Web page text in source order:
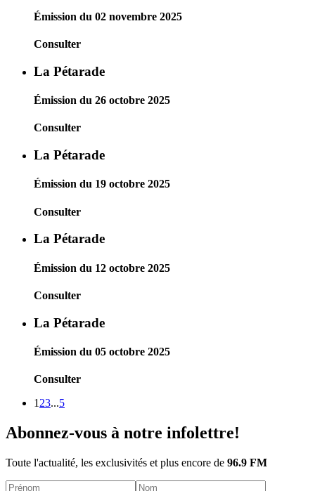
Émission du 02 novembre 2025
Consulter
La Pétarade
Émission du 26 octobre 2025
Consulter
La Pétarade
Émission du 19 octobre 2025
Consulter
La Pétarade
Émission du 12 octobre 2025
Consulter
La Pétarade
Émission du 05 octobre 2025
Consulter
1 23...5
Abonnez-vous à notre infolettre!
Toute l'actualité, les exclusivités et plus encore de 96.9 FM